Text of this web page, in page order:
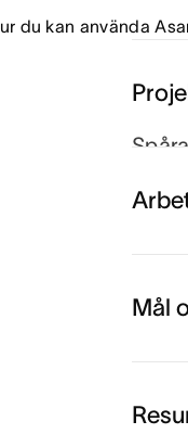
du kan använda
Mål